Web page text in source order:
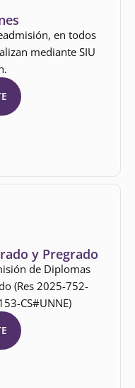
en todos
mediante SIU
y Pregrado
de Diplomas
(Res 2025-752-
CS#UNNE)